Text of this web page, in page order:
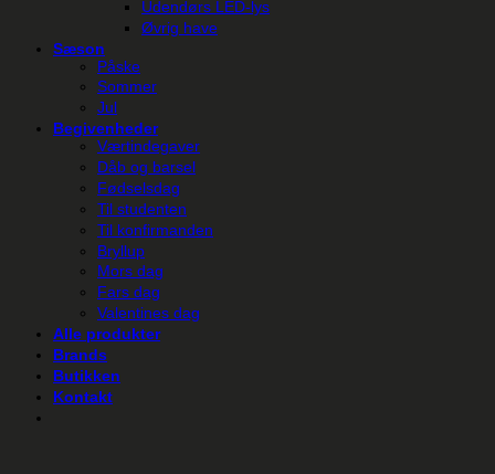
Udendørs LED-lys
Øvrig have
Sæson
Påske
Sommer
Jul
Begivenheder
Værtindegaver
Dåb og barsel
Fødselsdag
Til studenten
Til konfirmanden
Bryllup
Mors dag
Fars dag
Valentines dag
Alle produkter
Brands
Butikken
Kontakt